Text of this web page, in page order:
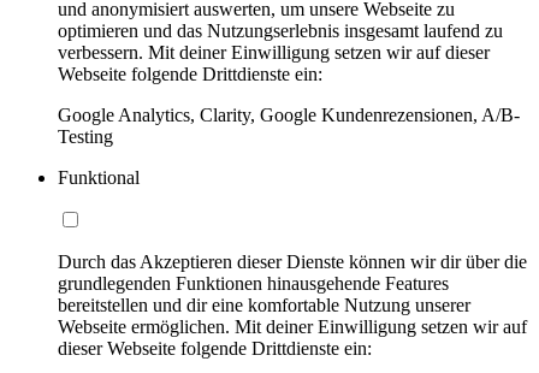
und anonymisiert auswerten, um unsere Webseite zu
optimieren und das Nutzungserlebnis insgesamt laufend zu
verbessern. Mit deiner Einwilligung setzen wir auf dieser
Webseite folgende Drittdienste ein:
Google Analytics, Clarity, Google Kundenrezensionen, A/B-
Testing
Funktional
Durch das Akzeptieren dieser Dienste können wir dir über die
grundlegenden Funktionen hinausgehende Features
bereitstellen und dir eine komfortable Nutzung unserer
Webseite ermöglichen. Mit deiner Einwilligung setzen wir auf
dieser Webseite folgende Drittdienste ein: